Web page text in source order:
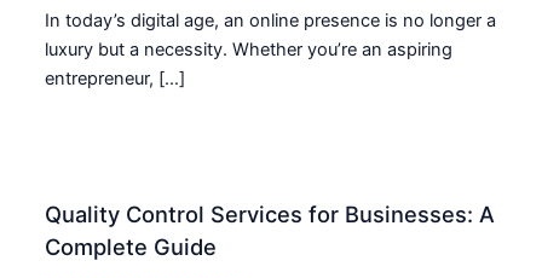
In today’s digital age, an online presence is no longer a
luxury but a necessity. Whether you’re an aspiring
entrepreneur, […]
Quality Control Services for Businesses: A
Complete Guide